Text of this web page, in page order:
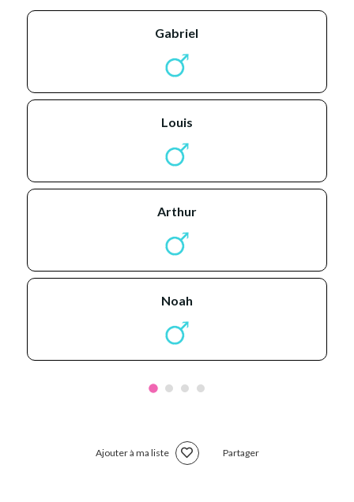
gabriel
louis
arthur
noah
Ajouter à ma liste Partager